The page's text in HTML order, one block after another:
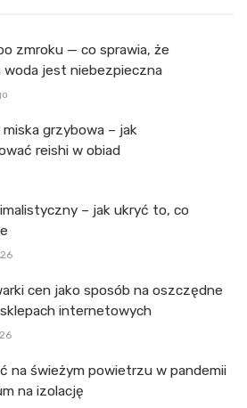
zmroku — co sprawia, że
woda jest niebezpieczna
miska grzybowa – jak
reishi w obiad
– jak ukryć to, co
cen jako sposób na oszczędne
internetowych
na świeżym powietrzu w pandemii
na izolację